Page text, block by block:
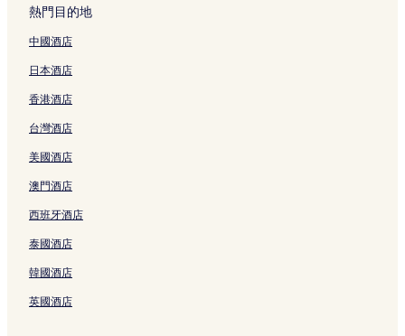
熱門目的地
中國酒店
日本酒店
香港酒店
台灣酒店
美國酒店
澳門酒店
西班牙酒店
泰國酒店
韓國酒店
英國酒店